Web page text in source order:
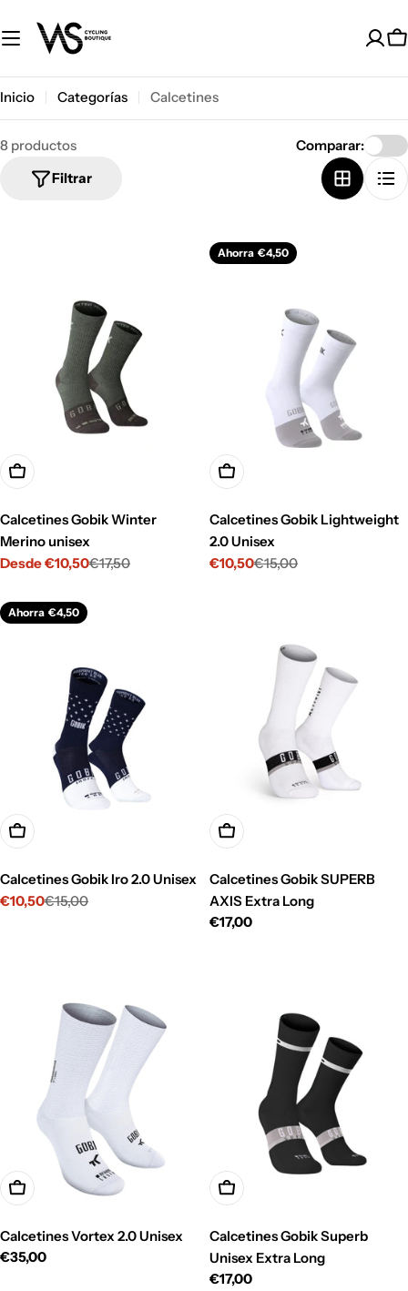
al
contenido
Inicio Categorías Calcetines
8 productos
Filtrar
Comparar:
Opciones
Calcetines Gobik Winter
Merino unisex
Precio
venta
Desde €10,50
Precio
€17,50
Ahorra €4,50
Opciones
Calcetines Gobik Lightweight
2.0 Unisex
Precio
€10,50
Precio€15,00
Ahorra €4,50
Opciones
Calcetines Gobik Iro 2.0 Unisex
Precio
€10,50
Precio€15,00
Opciones
Calcetines Gobik SUPERB
AXIS Extra Long
Precio
€17,00
Opciones
Calcetines Vortex 2.0 Unisex
Precio
€35,00
Opciones
Calcetines Gobik Superb
Unisex Extra Long
Precio
€17,00